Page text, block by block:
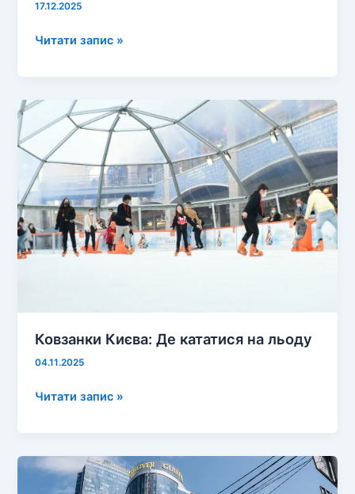
17.12.2025
Макдональдс
відкрито
Читати запис »
Ковзанки Києва: Де кататися на льоду
04.11.2025
Ковзанки
кататися
на
льоду
Читати запис »